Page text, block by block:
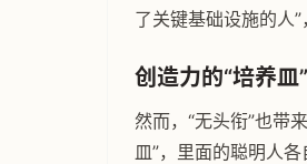
了关键基础设施的人”
创造力的“培养皿”
然而，“无头衔”也带
皿”，里面的聪明人